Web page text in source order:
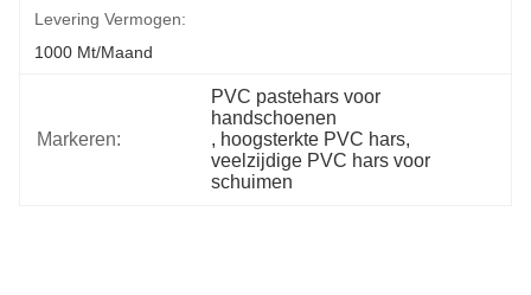
Levering Vermogen:
1000 Mt/maand
Markeren:
PVC pastehars voor
handschoenen
, hoogsterkte PVC hars,
veelzijdige PVC hars voor
schuimen